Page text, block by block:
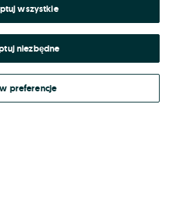
się
z dostawców wskazanych powyżej,
OLX.pl w jego aktualnym brzmieniu.
wszystkie
niezbędne
preferencje